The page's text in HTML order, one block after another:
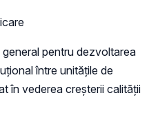
pentru dezvoltarea
între unitățile de
în vederea creșterii calității